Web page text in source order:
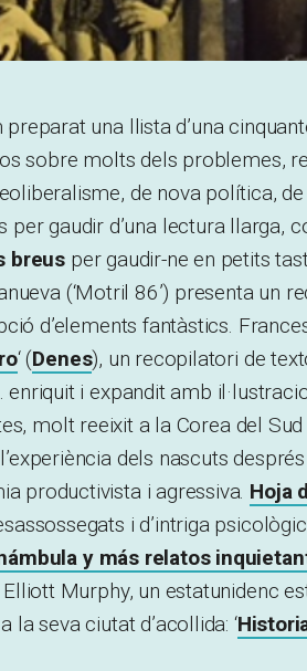
una llista d’una
sobre molts dels problemes,
de nova política,
gaudir d’una lectura llarga,
breus per gaudir-ne en petits
(‘Motril 86’) presenta un
d’elements fantàstics.
‘ (Denes), un recopilatori de
i expandit amb
molt reeixit a la Corea del
dels nascuts
productivista i agressiva. Hoja
i d’intriga
y más relatos
Murphy, un estatunidenc
seva ciutat d’acollida: ‘